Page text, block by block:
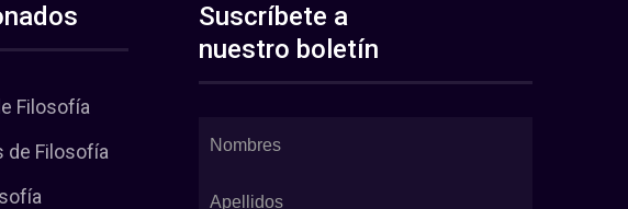
Filosofía
de Filosofía
Suscríbete a
nuestro boletín